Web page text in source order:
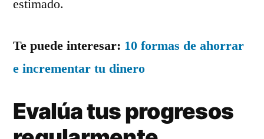
estimado.
Te puede interesar: 10 formas de ahorrar
e incrementar tu dinero
Evalúa tus progresos